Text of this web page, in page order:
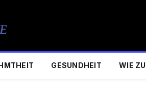
GESUNDHEIT WIE ZU